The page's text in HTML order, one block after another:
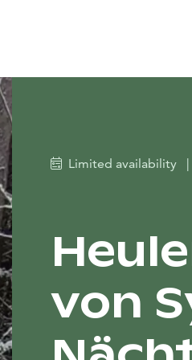
Limited availability |
von